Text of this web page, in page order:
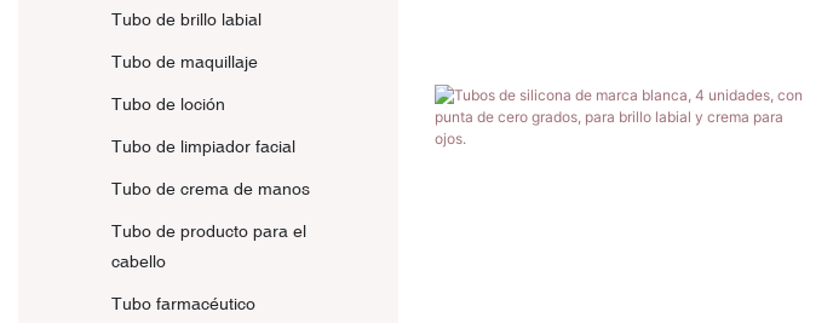
Tubo de papel kraft
Tubo laminado
Tubo de brillo labial
Tubo de maquillaje
Tubo de loción
Tubo de limpiador facial
Tubo de crema de manos
Tubo de producto para el
cabello
Tubo farmacéutico